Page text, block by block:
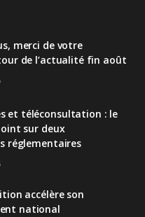
merci de votre
de l’actualité fin août
et téléconsultation : le
sur deux
réglementaires
accélère son
national